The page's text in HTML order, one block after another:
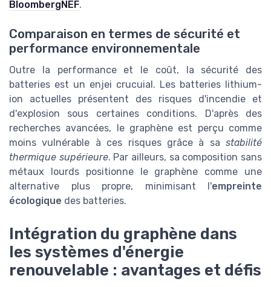
BloombergNEF.
Comparaison en termes de sécurité et
performance environnementale
Outre la performance et le coût, la sécurité des
batteries est un enjei crucuial. Les batteries lithium-
ion actuelles présentent des risques d'incendie et
d'explosion sous certaines conditions. D'après des
recherches avancées, le graphène est perçu comme
moins vulnérable à ces risques grâce à sa stabilité
thermique supérieure. Par ailleurs, sa composition sans
métaux lourds positionne le graphène comme une
alternative plus propre, minimisant l'empreinte
écologique des batteries.
Intégration du graphène dans
les systèmes d'énergie
renouvelable : avantages et défis